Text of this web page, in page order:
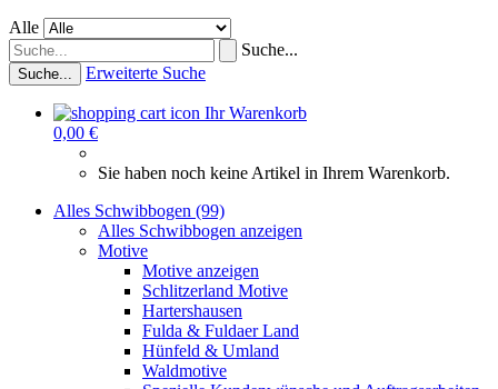
Alle
Suche...
Suche... Erweiterte Suche
Ihr Warenkorb
0,00 €
Sie haben noch keine Artikel in Ihrem Warenkorb.
Alles Schwibbogen (99)
Alles Schwibbogen anzeigen
Motive
Motive anzeigen
Schlitzerland Motive
Hartershausen
Fulda & Fuldaer Land
Hünfeld & Umland
Waldmotive